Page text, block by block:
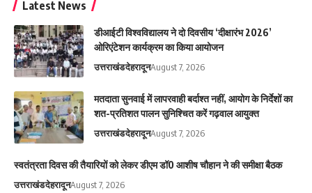
Latest News
डीआईटी विश्वविद्यालय ने दो दिवसीय ‘दीक्षारंभ 2026’
ओरिएंटेशन कार्यक्रम का किया आयोजन
उत्तराखंडदेहरादूनAugust 7, 2026
मतदाता सुनवाई में लापरवाही बर्दाश्त नहीं, आयोग के निर्देशों का
शत-प्रतिशत पालन सुनिश्चित करें गढ़वाल आयुक्त
उत्तराखंडदेहरादूनAugust 7, 2026
स्वतंत्रता दिवस की तैयारियों को लेकर डीएम डॉ0 आशीष चौहान ने की समीक्षा बैठक
उत्तराखंडदेहरादूनAugust 7, 2026